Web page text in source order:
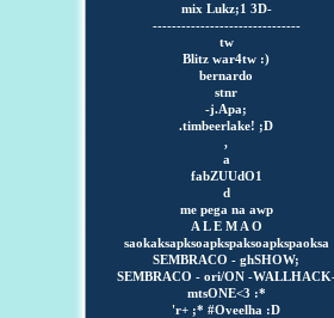
mix Lukz;1 3D-
-------------------------------
tw
Blitz war4tw :)
bernardo
stnr
-j.Apa;
.timbeerlake! ;D
,
a
fabZUUdO1
d
me pega na awp
A L E M A O
saokaksapksoapkspaksoapkspaoksa
SEMBRACO - ghSHOW;
SEMBRACO - ori/ON -
mtsONE<3 :*
'r+ ;* #Oveelha :D